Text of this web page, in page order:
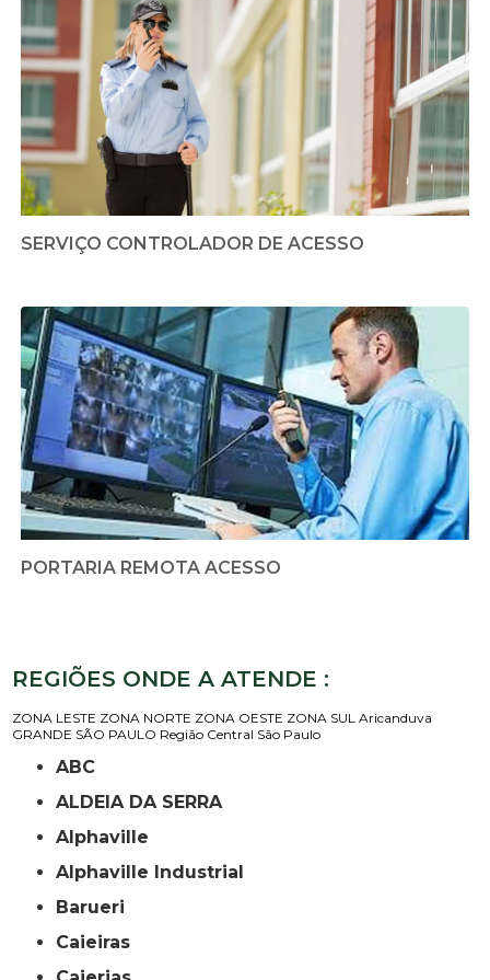
SERVIÇO CONTROLADOR DE ACESSO
PORTARIA REMOTA ACESSO
REGIÕES ONDE A ATENDE :
ZONA LESTE ZONA NORTE ZONA OESTE ZONA SUL Aricanduva
GRANDE SÃO PAULO Região Central São Paulo
ABC
ALDEIA DA SERRA
Alphaville
Alphaville Industrial
Barueri
Caieiras